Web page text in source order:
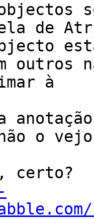
de
outros
à
o
certo?